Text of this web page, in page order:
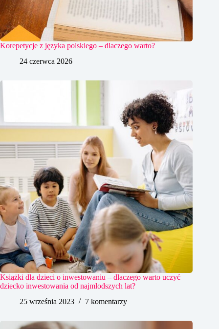
Korepetycje z języka polskiego – dlaczego warto?
24 czerwca 2026
Książki dla dzieci o inwestowaniu – dlaczego warto uczyć
dziecko inwestowania od najmlodszych lat?
25 września 2023
7 komentarzy